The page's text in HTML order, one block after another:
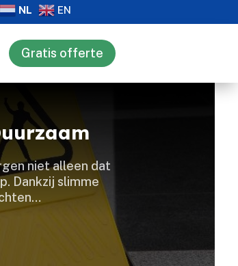
NL EN
Gratis offerte
niet alleen dat
Dankzij slimme